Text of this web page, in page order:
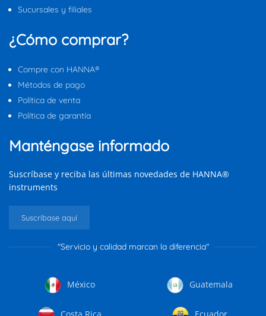
Sucursales y filiales
¿Cómo comprar?
Compre con HANNA®
Métodos de pago
Política de venta
Política de garantía
Manténgase informado
Suscríbase y reciba las últimas novedades de HANNA®
instruments
Suscríbase aquí
"Servicio y calidad marcan la diferencia"
México Guatemala
Costa Rica Ecuador